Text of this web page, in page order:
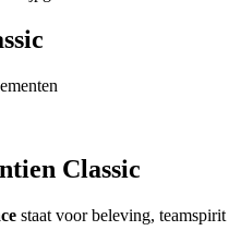
Classic
staat voor beleving,